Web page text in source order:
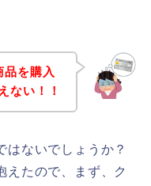
を購入
ない！！
はないでしょうか？
えたので、まず、ク